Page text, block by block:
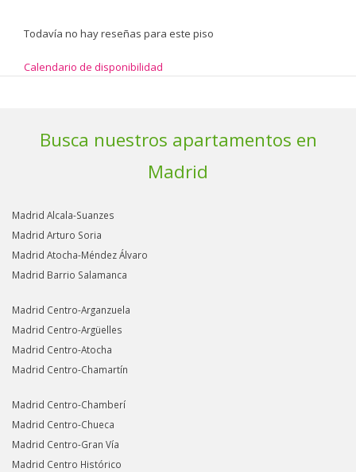
Todavía no hay reseñas para este piso
Calendario de disponibilidad
Busca nuestros apartamentos en
Madrid
Madrid Alcala-Suanzes
Madrid Arturo Soria
Madrid Atocha-Méndez Álvaro
Madrid Barrio Salamanca
Madrid Centro-Arganzuela
Madrid Centro-Argüelles
Madrid Centro-Atocha
Madrid Centro-Chamartín
Madrid Centro-Chamberí
Madrid Centro-Chueca
Madrid Centro-Gran Vía
Madrid Centro Histórico